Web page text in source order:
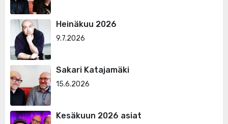
Heinäkuu 2026
9.7.2026
Sakari Katajamäki
15.6.2026
Kesäkuun 2026 asiat